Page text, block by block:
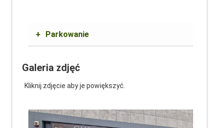
+ Parkowanie
Galeria zdjęć
Kliknij zdjęcie aby je powiększyć.